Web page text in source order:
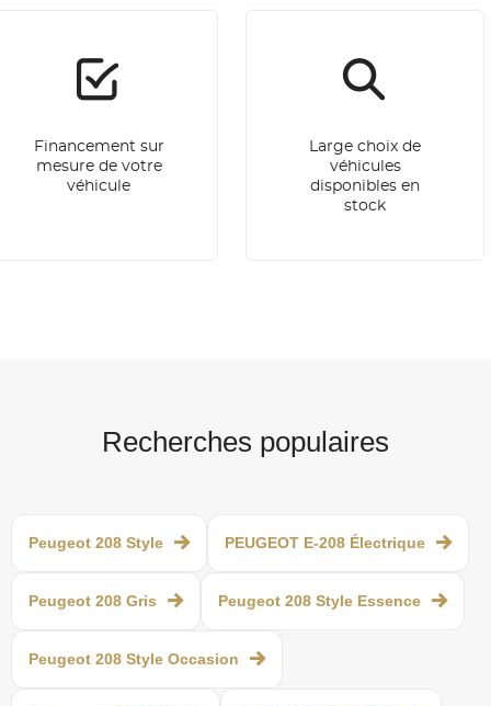
Financement sur
mesure de votre
véhicule
Large choix de
véhicules
disponibles en
stock
Recherches populaires
Peugeot 208 Style PEUGEOT E-208 Électrique
Peugeot 208 Gris Peugeot 208 Style Essence
Peugeot 208 Style Occasion